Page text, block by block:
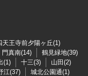
天王寺前夕陽ヶ丘(1)
門真南(14)
鶴見緑地(39)
(1) 十三(3)
山田(2)
江(37)
城北公園通(1)